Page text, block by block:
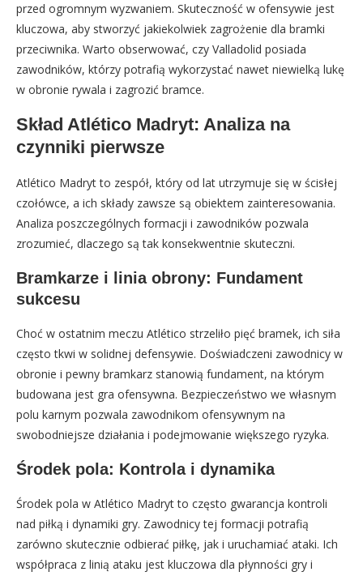
przed ogromnym wyzwaniem. Skuteczność w ofensywie jest
kluczowa, aby stworzyć jakiekolwiek zagrożenie dla bramki
przeciwnika. Warto obserwować, czy Valladolid posiada
zawodników, którzy potrafią wykorzystać nawet niewielką lukę
w obronie rywala i zagrozić bramce.
Skład Atlético Madryt: Analiza na
czynniki pierwsze
Atlético Madryt to zespół, który od lat utrzymuje się w ścisłej
czołówce, a ich składy zawsze są obiektem zainteresowania.
Analiza poszczególnych formacji i zawodników pozwala
zrozumieć, dlaczego są tak konsekwentnie skuteczni.
Bramkarze i linia obrony: Fundament
sukcesu
Choć w ostatnim meczu Atlético strzeliło pięć bramek, ich siła
często tkwi w solidnej defensywie. Doświadczeni zawodnicy w
obronie i pewny bramkarz stanowią fundament, na którym
budowana jest gra ofensywna. Bezpieczeństwo we własnym
polu karnym pozwala zawodnikom ofensywnym na
swobodniejsze działania i podejmowanie większego ryzyka.
Środek pola: Kontrola i dynamika
Środek pola w Atlético Madryt to często gwarancja kontroli
nad piłką i dynamiki gry. Zawodnicy tej formacji potrafią
zarówno skutecznie odbierać piłkę, jak i uruchamiać ataki. Ich
współpraca z linią ataku jest kluczowa dla płynności gry i